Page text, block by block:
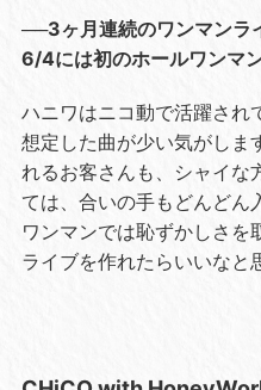
──3ヶ月連続のワンマンラ
6/4には初のホールワンマ
ハニワはニコ動で活躍され
想定した曲が少い気がしま
れるお客さんも、シャイな
ては、合いの手もどんどん
ワンマンでは恥ずかしさを
ライブを作れたらいいなと